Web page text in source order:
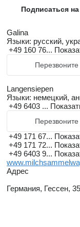
Подписаться
Galina
Языки: русский,
+49 160 76...
Langensiepen
Языки: немецкий,
+49 6403 ...
+49 171 67...
+49 171 72...
+49 6403 9...
Адрес
Германия, Гессен,